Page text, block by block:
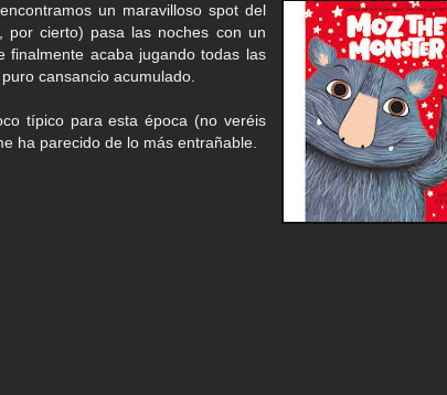
un maravilloso spot del
por cierto) pasa las noches con un
finalmente acaba jugando todas las
cansancio acumulado.
típico para esta época (no veréis
ha parecido de lo más entrañable.